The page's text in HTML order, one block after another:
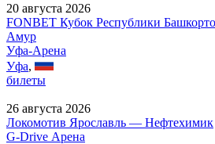
20 августа 2026
FONBET Кубок Республики
Амур
Уфа-Арена
Уфа,
билеты
26 августа 2026
Локомотив Ярославль — Нефтехимик
G-Drive Арена